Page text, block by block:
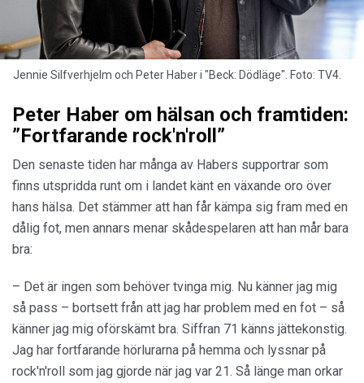
Jennie Silfverhjelm och Peter Haber i "Beck: Dödläge". Foto: TV4.
Peter Haber om hälsan och framtiden:
”Fortfarande rock'n'roll”
Den senaste tiden har många av Habers supportrar som
finns utspridda runt om i landet känt en växande oro över
hans hälsa. Det stämmer att han får kämpa sig fram med en
dålig fot, men annars menar skådespelaren att han mår bara
bra:
– Det är ingen som behöver tvinga mig. Nu känner jag mig
så pass – bortsett från att jag har problem med en fot – så
känner jag mig oförskämt bra. Siffran 71 känns jättekonstig.
Jag har fortfarande hörlurarna på hemma och lyssnar på
rock'n'roll som jag gjorde när jag var 21. Så länge man orkar